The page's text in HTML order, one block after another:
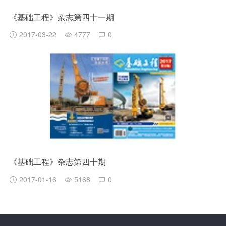
《基础工程》杂志第四十一期
2017-03-22 4777 0
《基础工程》杂志第四十期
2017-01-16 5168 0